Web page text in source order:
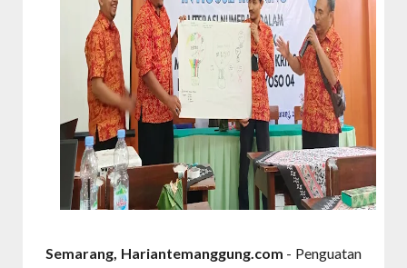
Semarang, Hariantemanggung.com - Penguatan